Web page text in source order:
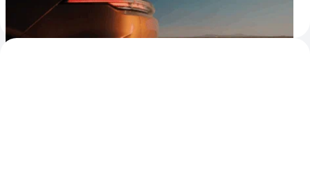
Разница в мощности между ними — в 200 раз
23 июля